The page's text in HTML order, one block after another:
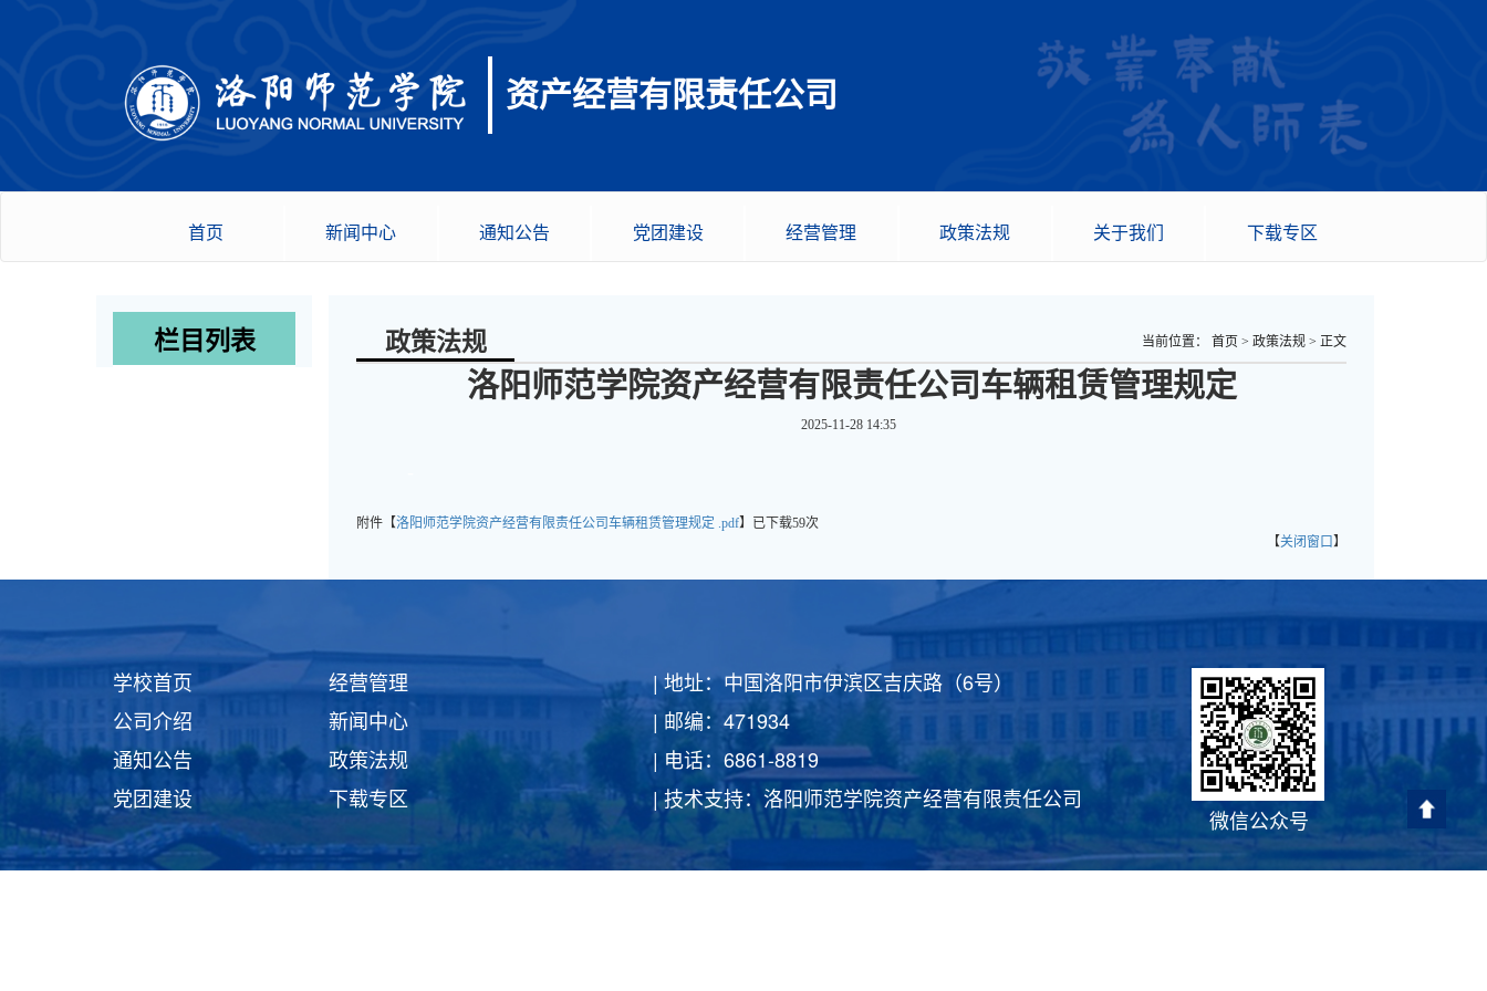
资产经营有限责任公司
首页 新闻中心 通知公告 党团建设 经营管理 政策法规 关于我们 下载专区
栏目列表 政策法规 当前位置： 首页 > 政策法规 > 正文
洛阳师范学院资产经营有限责任公司车辆租赁管理规定
2025-11-28 14:35
附件【洛阳师范学院资产经营有限责任公司车辆租赁管理规定 .pdf】 已下载59次
【关闭窗口 】
学校首页
公司介绍
通知公告
党团建设
经营管理
新闻中心
政策法规
下载专区
| 地址：中国洛阳市伊滨区吉庆路（6号）
| 邮编：471934
| 电话：6861-8819
| 技术支持：洛阳师范学院资产经营有限责任公司
微信公众号